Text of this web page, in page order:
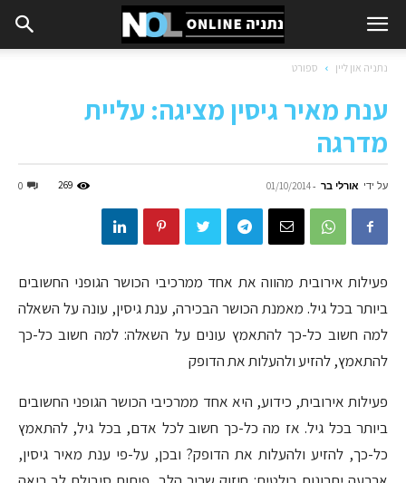
נתניה און ליין ספורט
ענת מאיר גיסין מציגה: עליית
מדרגה
על ידי אורלי בר -
01/10/2014
0 269
פעילות אירובית מהווה את אחד ממרכיבי הכושר הגופני החשובים
ביותר בכל גיל. מאמנת הכושר הבכירה, ענת גיסין, עונה על השאלה
למה חשוב כל-כך להתאמץ עונים על השאלה: למה חשוב כל-כך
להתאמץ, להזיע ולהעלות את הדופק
פעילות אירובית, כידוע, היא אחד ממרכיבי הכושר הגופני החשובים
ביותר בכל גיל. אז מה כל-כך חשוב לכל אדם, בכל גיל, להתאמץ
כל-כך, להזיע ולהעלות את הדופק? ובכן, על-פי ענת מאיר גיסין,